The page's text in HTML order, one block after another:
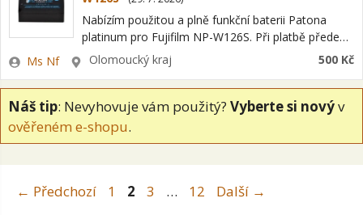
Nabízím použitou a plně funkční baterii Patona
platinum pro Fujifilm NP-W126S. Při platbě předem
na účet zašlu na Zásilkovnu, poštovné 95 Kč.
Dobírka na Zásilkovnu po zaplacení poštovného…
Zadavatel
Ms Nf Lokalita
Olomoucký kraj 500 Kč
Náš tip: Nevyhovuje vám použitý? Vyberte si novýv
ověřeném e-shopu.
← Předchozí Stránka
1 Stránka
2 Stránka
3 … Stránka
12 Další →